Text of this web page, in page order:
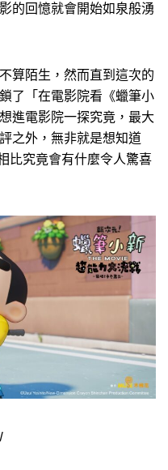
的回憶就會開始如泉般湧
算陌生，然而直到這次的
了「在電影院看《蠟筆小
進電影院一探究竟，最大
之外，無非就是想知道
比究竟會有什麼令人驚喜